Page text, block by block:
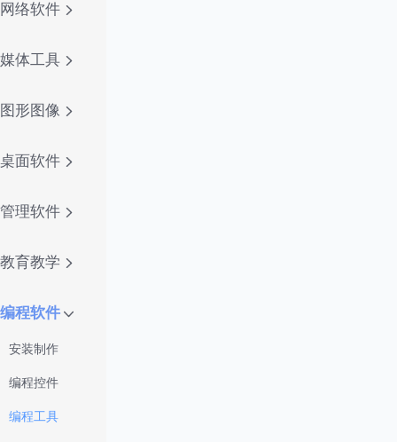
网络软件
媒体工具
图形图像
桌面软件
管理软件
教育教学
编程软件
安装制作
编程控件
编程工具